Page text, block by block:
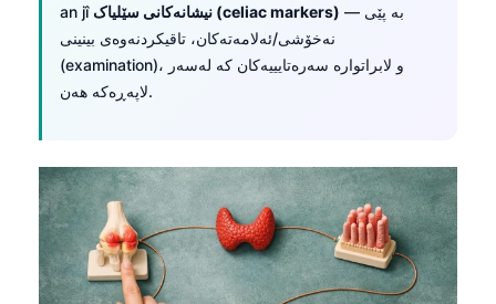
an jî
نیشانەکانی سێلیاک (celiac markers) — بە پێی
نەخۆشی/ئەلامەتەکان، تاقیکردنەوەی بینینی
(examination)، و لابراتوارە سەرەتایییەکان کە لەسەر
لاپەڕەکە هەن.